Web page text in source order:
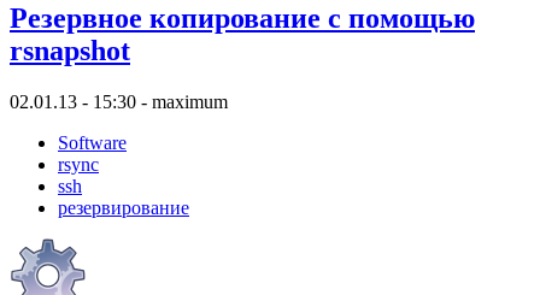
Резервное копирование с помощью
rsnapshot
02.01.13 - 15:30 - maximum
Software
rsync
ssh
резервирование